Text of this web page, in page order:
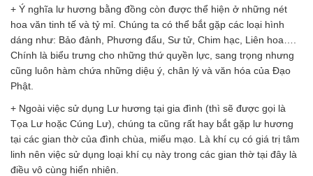
+ Ý nghĩa lư hương bằng đồng còn được thể hiện ở những nét
hoa văn tinh tế và tỷ mỉ. Chúng ta có thể bắt gặp các loại hình
dáng như: Bảo đảnh, Phương đẩu, Sư tử, Chim hạc, Liên hoa….
Chính là biểu trưng cho những thứ quyền lực, sang trọng nhưng
cũng luôn hàm chứa những diệu ý, chân lý và văn hóa của Đạo
Phật.
+ Ngoài việc sử dụng Lư hương tại gia đình (thì sẽ được gọi là
Tọa Lư hoặc Cúng Lư), chúng ta cũng rất hay bắt gặp lư hương
tại các gian thờ của đình chùa, miếu mạo. Là khí cụ có giá trị tâm
linh nên việc sử dụng loại khí cụ này trong các gian thờ tại đây là
điều vô cùng hiển nhiên.